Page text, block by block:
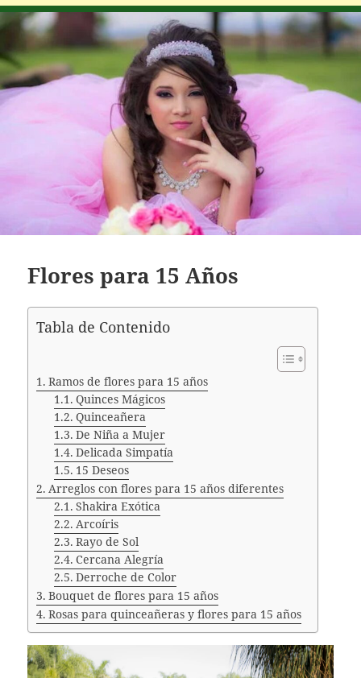
Flores para 15 Años
Tabla de Contenido
Ramos de flores para 15 años
Quinces Mágicos
Quinceañera
De Niña a Mujer
Delicada Simpatía
15 Deseos
Arreglos con flores para 15 años diferentes
Shakira Exótica
Arcoíris
Rayo de Sol
Cercana Alegría
Derroche de Color
Bouquet de flores para 15 años
Rosas para quinceañeras y flores para 15 años